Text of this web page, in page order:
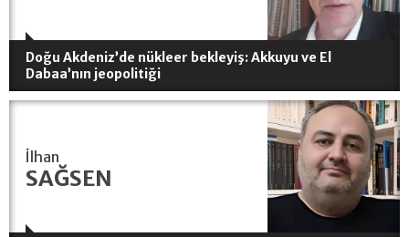
Doğu Akdeniz’de nükleer bekleyiş: Akkuyu ve El
Dabaa’nın jeopolitiği
İlhan
SAĞSEN